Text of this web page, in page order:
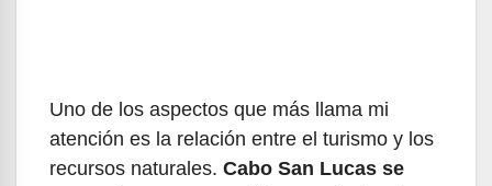
Uno de los aspectos que más llama mi
atención es la relación entre el turismo y los
recursos naturales. Cabo San Lucas se